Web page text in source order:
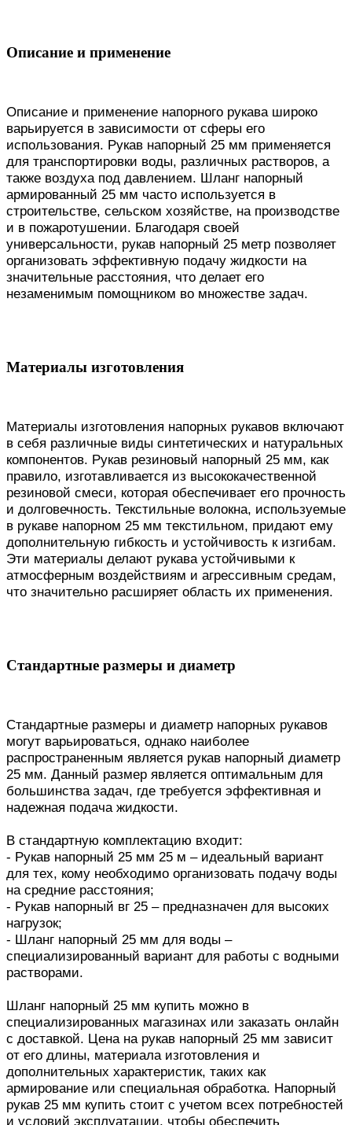
Описание и применение
Описание и применение напорного рукава широко
варьируется в зависимости от сферы его
использования. Рукав напорный 25 мм применяется
для транспортировки воды, различных растворов, а
также воздуха под давлением. Шланг напорный
армированный 25 мм часто используется в
строительстве, сельском хозяйстве, на производстве
и в пожаротушении. Благодаря своей
универсальности, рукав напорный 25 метр позволяет
организовать эффективную подачу жидкости на
значительные расстояния, что делает его
незаменимым помощником во множестве задач.
Материалы изготовления
Материалы изготовления напорных рукавов включают
в себя различные виды синтетических и натуральных
компонентов. Рукав резиновый напорный 25 мм, как
правило, изготавливается из высококачественной
резиновой смеси, которая обеспечивает его прочность
и долговечность. Текстильные волокна, используемые
в рукаве напорном 25 мм текстильном, придают ему
дополнительную гибкость и устойчивость к изгибам.
Эти материалы делают рукава устойчивыми к
атмосферным воздействиям и агрессивным средам,
что значительно расширяет область их применения.
Стандартные размеры и диаметр
Стандартные размеры и диаметр напорных рукавов
могут варьироваться, однако наиболее
распространенным является рукав напорный диаметр
25 мм. Данный размер является оптимальным для
большинства задач, где требуется эффективная и
надежная подача жидкости.
В стандартную комплектацию входит:
- Рукав напорный 25 мм 25 м – идеальный вариант
для тех, кому необходимо организовать подачу воды
на средние расстояния;
- Рукав напорный вг 25 – предназначен для высоких
нагрузок;
- Шланг напорный 25 мм для воды –
специализированный вариант для работы с водными
растворами.
Шланг напорный 25 мм купить можно в
специализированных магазинах или заказать онлайн
с доставкой. Цена на рукав напорный 25 мм зависит
от его длины, материала изготовления и
дополнительных характеристик, таких как
армирование или специальная обработка. Напорный
рукав 25 мм купить стоит с учетом всех потребностей
и условий эксплуатации, чтобы обеспечить